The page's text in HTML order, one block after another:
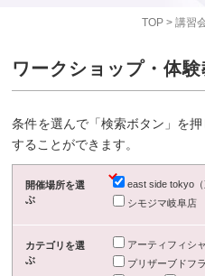
TOP> 講習
ワークショップ・体
条件を選んで「検索ボタン」を
することができます。
開催場所を選
ぶ
east side tokyo（
シモジマ岐阜店
カテゴリを選
ぶ
アーティフィシ
プリザーブドフ